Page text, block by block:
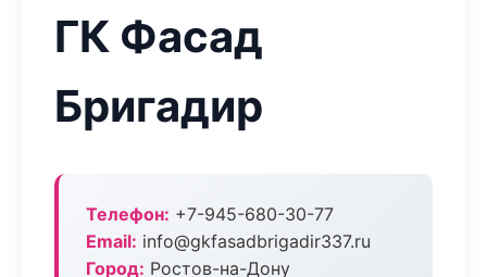
ГК Фасад
Бригадир
Телефон: +7-945-680-30-77
Email: info@gkfasadbrigadir337.ru
Город: Ростов-на-Дону